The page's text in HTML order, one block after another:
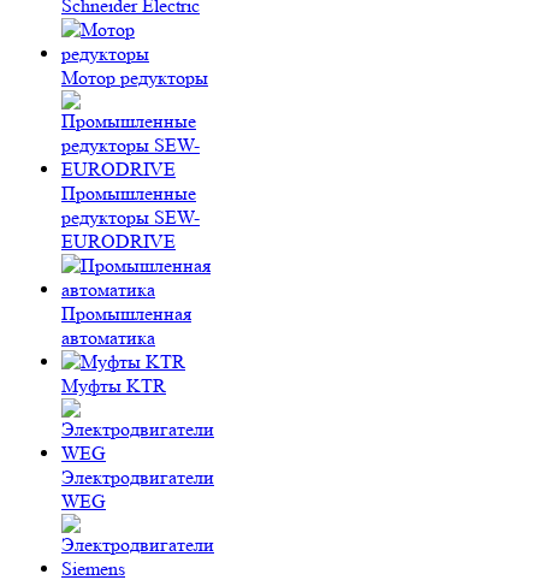
Schneider Electric
Мотор редукторы
Промышленные
редукторы SEW-
EURODRIVE
Промышленная
автоматика
Муфты KTR
Электродвигатели
WEG